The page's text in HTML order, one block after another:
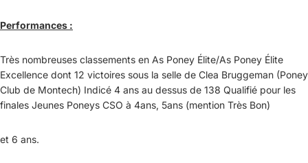
Performances :
Très nombreuses classements en As Poney Élite/As Poney Élite
Excellence dont 12 victoires sous la selle de Clea Bruggeman (Poney
Club de Montech) Indicé 4 ans au dessus de 138 Qualifié pour les
finales Jeunes Poneys CSO à 4ans, 5ans (mention Très Bon)
et 6 ans.